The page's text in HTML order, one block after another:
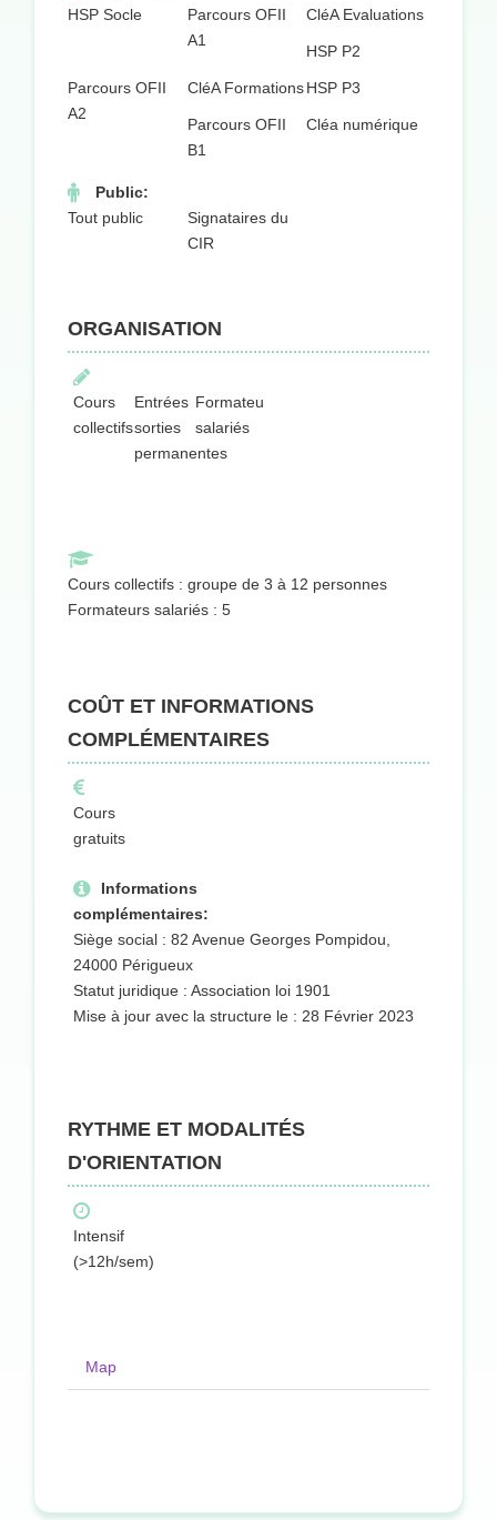
HSP Socle
Parcours OFII
A1
CléA Evaluations
HSP P2
Parcours OFII
A2
CléA Formations HSP P3
Parcours OFII
B1
Cléa numérique
Public:
Tout public
Signataires du
CIR
ORGANISATION
Cours
collectifs
Entrées
sorties
permanentes
Formateurs
salariés
Cours collectifs : groupe de 3 à 12 personnes
Formateurs salariés : 5
COÛT ET INFORMATIONS
COMPLÉMENTAIRES
Cours
gratuits
Informations
complémentaires:
Siège social : 82 Avenue Georges Pompidou,
24000 Périgueux
Statut juridique : Association loi 1901
Mise à jour avec la structure le : 28 Février 2023
RYTHME ET MODALITÉS
D'ORIENTATION
Intensif
(>12h/sem)
Map